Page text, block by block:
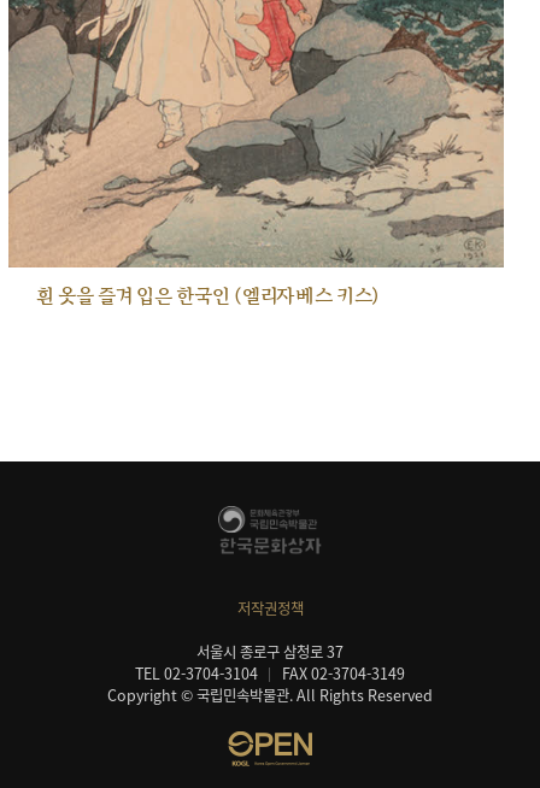
흰 옷을 즐겨 입은 한국인 (엘리자베스 키스)
저작권정책
서울시 종로구 삼청로 37
TEL 02-3704-3104
FAX 02-3704-3149
Copyright © 국립민속박물관. All Rights Reserved